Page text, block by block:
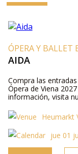
ÓPERA Y BALLET
AIDA
Compra las
Ópera de Viena
información, visita
Heumarkt
jue 01